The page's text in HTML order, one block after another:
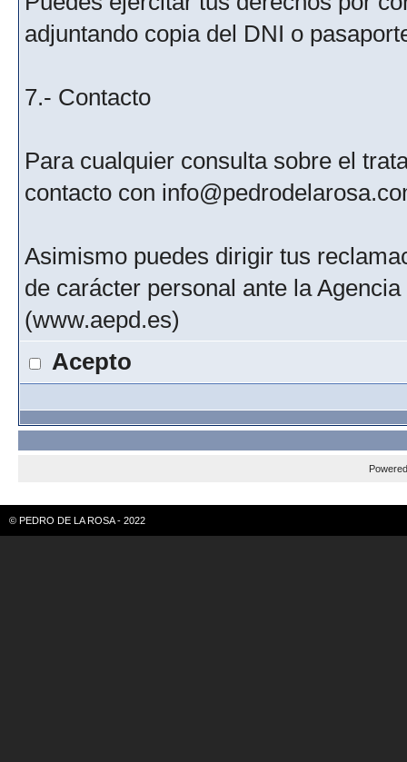
adjuntando copia del DNI o
7.- Contacto
Para cualquier consulta sobre el
contacto con
Asimismo puedes dirigir tus
de carácter personal ante la
(www.aepd.es)
Acepto
© PEDRO DE LA ROSA - 2022